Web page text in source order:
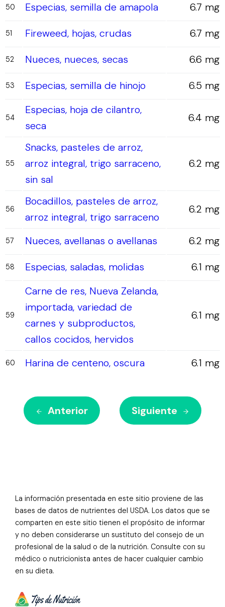
50 Especias, semilla de amapola 6.7 mg
51 Fireweed, hojas, crudas 6.7 mg
52 Nueces, nueces, secas 6.6 mg
53 Especias, semilla de hinojo 6.5 mg
54
Especias, hoja de cilantro,
seca
6.4 mg
55
Snacks, pasteles de arroz,
arroz integral, trigo sarraceno,
sin sal
6.2 mg
56
Bocadillos, pasteles de arroz,
arroz integral, trigo sarraceno
6.2 mg
57 Nueces, avellanas o avellanas 6.2 mg
58 Especias, saladas, molidas 6.1 mg
59
Carne de res, Nueva Zelanda,
importada, variedad de
carnes y subproductos,
callos cocidos, hervidos
6.1 mg
60 Harina de centeno, oscura 6.1 mg
Anterior Siguiente
La información presentada en este sitio proviene de las
bases de datos de nutrientes del USDA. Los datos que se
comparten en este sitio tienen el propósito de informar
y no deben considerarse un sustituto del consejo de un
profesional de la salud o de la nutrición. Consulte con su
médico o nutricionista antes de hacer cualquier cambio
en su dieta.